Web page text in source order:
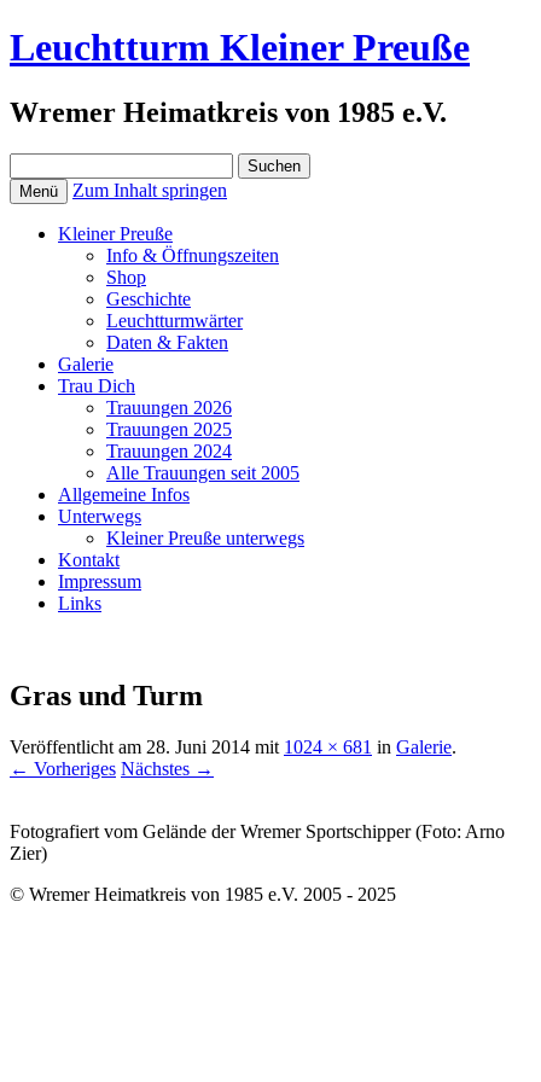
Leuchtturm Kleiner Preuße
Wremer Heimatkreis von 1985 e.V.
nach:
Menü Zum Inhalt springen
Kleiner Preuße
Info & Öffnungszeiten
Shop
Geschichte
Leuchtturmwärter
Daten & Fakten
Galerie
Trau Dich
Trauungen 2026
Trauungen 2025
Trauungen 2024
Alle Trauungen seit 2005
Allgemeine Infos
Unterwegs
Kleiner Preuße unterwegs
Kontakt
Impressum
Links
Gras und Turm
Veröffentlicht am 28. Juni 2014 mit 1024 × 681 in Galerie.
← Vorheriges Nächstes →
Fotografiert vom Gelände der Wremer Sportschipper (Foto: Arno
Zier)
© Wremer Heimatkreis von 1985 e.V. 2005 - 2025